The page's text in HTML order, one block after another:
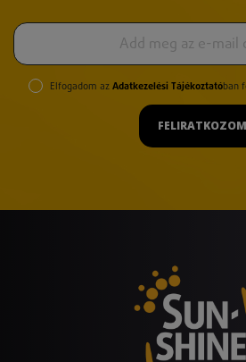
Elfogadom az Adatkezelési Tájékoztatóban
FELIRATKOZOM